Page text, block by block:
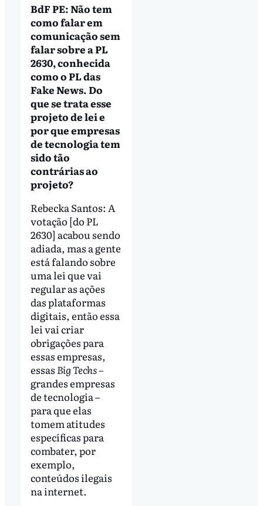
BdF PE: Não tem
como falar em
comunicação sem
falar sobre a PL
2630, conhecida
como o PL das
Fake News. Do
que se trata esse
projeto de lei e
por que empresas
de tecnologia tem
sido tão
contrárias ao
projeto?
Rebecka Santos: A
votação [do PL
2630] acabou sendo
adiada, mas a gente
está falando sobre
uma lei que vai
regular as ações
das plataformas
digitais, então essa
lei vai criar
obrigações para
essas empresas,
essas Big Techs–
grandes empresas
de tecnologia –
para que elas
tomem atitudes
específicas para
combater, por
exemplo,
conteúdos ilegais
na internet.